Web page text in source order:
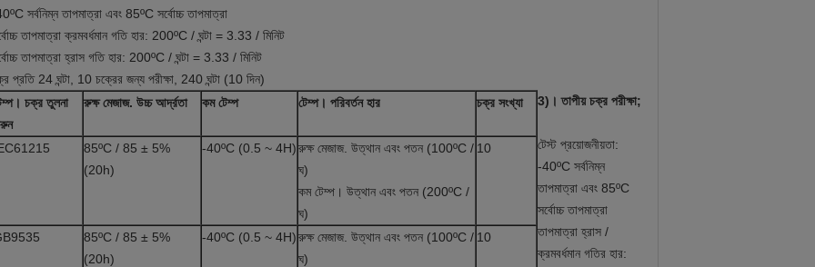
সর্বনিম্ন তাপমাত্রা এবং 85ºC সর্বোচ্চ তাপমাত্রা
তাপমাত্রা ক্রমবর্ধমান গতি হার: 200ºC / ঘন্টা = 3.33 / মিনিট
তাপমাত্রা হ্রাস গতি হার: 200ºC / ঘন্টা = 3.33 / মিনিট
প্রতি 24 ঘন্টা, 10 চক্রের জন্য পরীক্ষা, 240 ঘন্টা (10 দিন)
চক্র তুলনা
রুক্ষ মেজাজ. উচ্চ আর্দ্রতা কম টেম্প টেম্প। পরিবর্তন হার চক্র সংখ্যা
85ºC / 85 ± 5%
(20h)
-40ºC (0.5 ~ 4H)রুক্ষ মেজাজ. উত্থান এবং পতন (100ºC /
ঘ)
কম টেম্প। উত্থান এবং পতন (200ºC /
ঘ)
10
85ºC / 85 ± 5%
(20h)
-40ºC (0.5 ~ 4H)রুক্ষ মেজাজ. উত্থান এবং পতন (100ºC /
ঘ)
10
3)। তাপীয় চক্র পরীক্ষা;
টেস্ট প্রয়োজনীয়তা:
-40ºC সর্বনিম্ন
তাপমাত্রা এবং 85ºC
সর্বোচ্চ তাপমাত্রা
তাপমাত্রা হ্রাস /
ক্রমবর্ধমান গতির হার: